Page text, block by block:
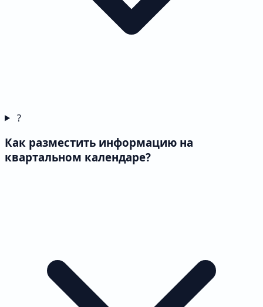
?
Как разместить информацию на
квартальном календаре?